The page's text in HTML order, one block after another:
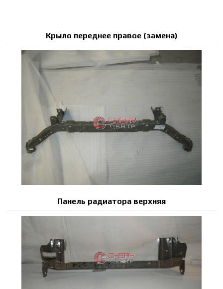
Крыло переднее правое (замена)
Панель радиатора верхняя